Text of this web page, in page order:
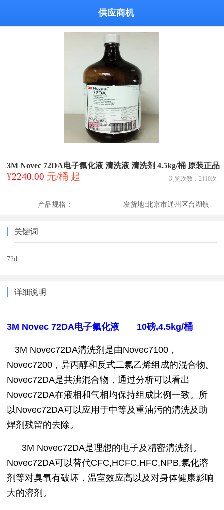
供应商机
3M Novec 72DA电子氟化液 清洗液 清洗剂 4.5kg/桶 原装正品
¥2240.00 元/桶 起 浏览次数： 2110次
产品规格： 发货地:北京市通州区台湖镇
关键词
72d
详细说明
3M Novec 72DA电子氟化液 10磅,4.5kg/桶
3M Novec72DA清洗剂是由Novec7100，
Novec7200，异丙醇和反式二氯乙烯组成的混合物。
Novec72DA是共沸混合物，通过分析可以看出
Novec72DA在液相和气相均保持组成比例一致。所
以Novec72DA可以应用于中等及重油污的清洗及助
焊剂残留的去除。
3M Novec72DA是理想的电子及精密清洗剂。
Novec72DA可以替代CFC,HCFC,HFC,NPB,氯化溶
剂等对臭氧有破坏，温室效应高以及对身体健康影响
大的溶剂。